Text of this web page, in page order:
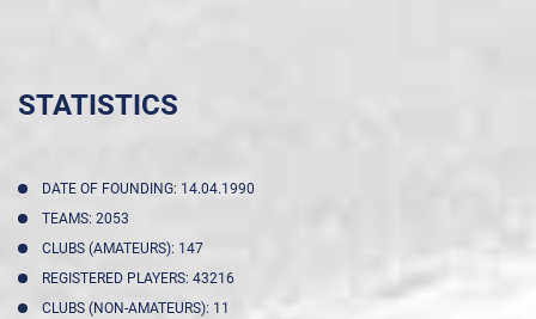
STATISTICS
DATE OF FOUNDING: 14.04.1990
TEAMS: 2053
CLUBS (AMATEURS): 147
REGISTERED PLAYERS: 43216
CLUBS (NON-AMATEURS): 11